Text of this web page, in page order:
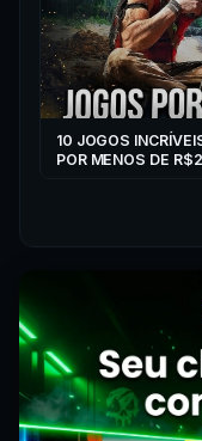
10 JOGOS
POR MENOS DE